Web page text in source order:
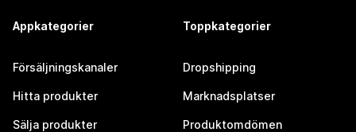
Appkategorier
Försäljningskanaler
Hitta produkter
Sälja produkter
Toppkategorier
Dropshipping
Marknadsplatser
Produktomdömen